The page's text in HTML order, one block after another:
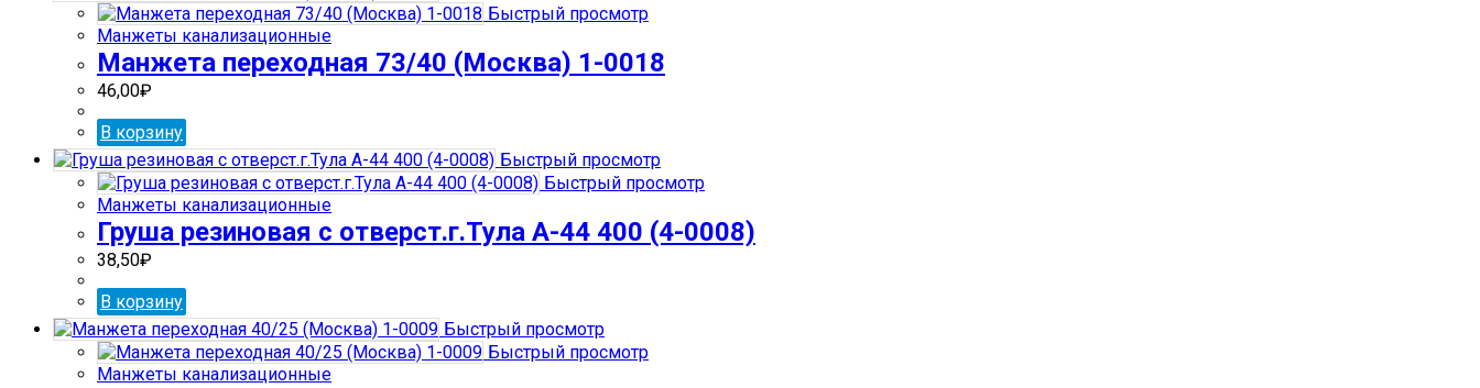
Быстрый просмотр
Манжеты канализационные
Манжета переходная 73/40 (Москва) 1-0018
46,00₽
В корзину
Быстрый просмотр
Быстрый просмотр
Манжеты канализационные
Груша резиновая с отверст.г.Тула А-44 400 (4-0008)
38,50₽
В корзину
Быстрый просмотр
Быстрый просмотр
Манжеты канализационные